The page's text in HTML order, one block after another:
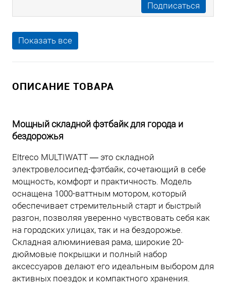
Подписаться
Показать все
ОПИСАНИЕ ТОВАРА
Мощный складной фэтбайк для города и
бездорожья
Eltreco MULTIWATT — это складной
электровелосипед-фэтбайк, сочетающий в себе
мощность, комфорт и практичность. Модель
оснащена 1000-ваттным мотором, который
обеспечивает стремительный старт и быстрый
разгон, позволяя уверенно чувствовать себя как
на городских улицах, так и на бездорожье.
Складная алюминиевая рама, широкие 20-
дюймовые покрышки и полный набор
аксессуаров делают его идеальным выбором для
активных поездок и компактного хранения.